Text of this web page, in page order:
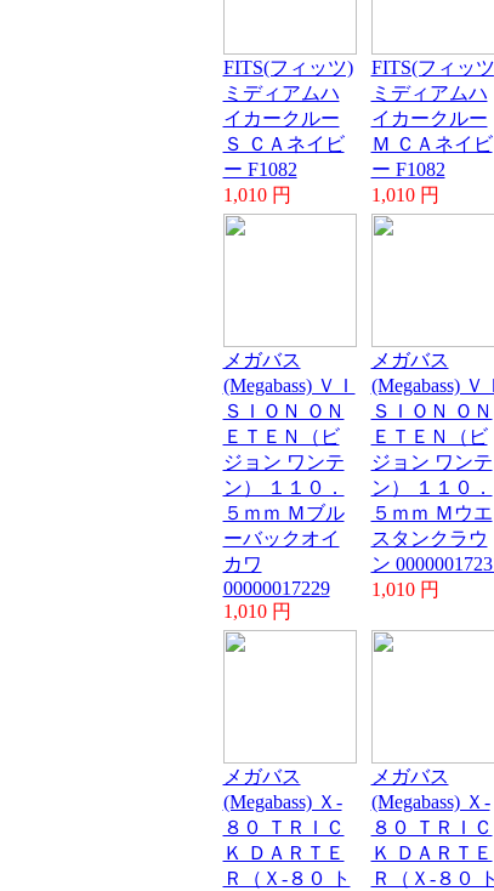
FITS(フィッツ)
ミディアムハ
イカークルー
Ｓ ＣＡネイビ
ー F1082
1,010 円
FITS(フィッ
ミディアムハ
イカークルー
Ｍ ＣＡネイビ
ー F1082
1,010 円
メガバス
(Megabass) ＶＩ
ＳＩＯＮ ＯＮ
ＥＴＥＮ（ビ
ジョン ワンテ
ン） １１０．
５ｍｍ Ｍブル
ーバックオイ
カワ
00000017229
1,010 円
メガバス
(Megabass) ＶＩ
ＳＩＯＮ ＯＮ
ＥＴＥＮ（ビ
ジョン ワンテ
ン） １１０．
５ｍｍ Ｍウエ
スタンクラウ
ン
1,010 円
メガバス
(Megabass) Ｘ-
８０ ＴＲＩＣ
Ｋ ＤＡＲＴＥ
Ｒ（Ｘ-８０ ト
メガバス
(Megabass) Ｘ-
８０ ＴＲＩＣ
Ｋ ＤＡＲＴＥ
Ｒ（Ｘ-８０ ト